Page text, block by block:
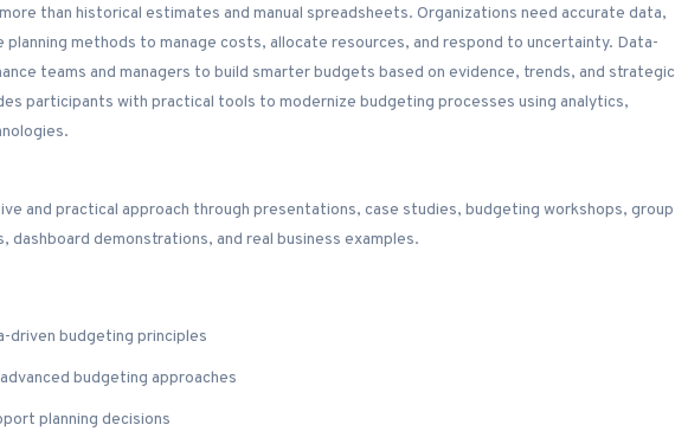
than historical estimates and manual spreadsheets. Organizations need accurate data,
methods to manage costs, allocate resources, and respond to uncertainty. Data-
teams and managers to build smarter budgets based on evidence, trends, and strategic
participants with practical tools to modernize budgeting processes using analytics,
and practical approach through presentations, case studies, budgeting workshops, group
dashboard demonstrations, and real business examples.
driven budgeting principles
budgeting approaches
planning decisions